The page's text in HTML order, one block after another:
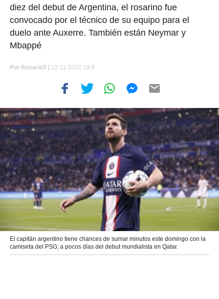
diez del debut de Argentina, el rosarino fue
convocado por el técnico de su equipo para el
duelo ante Auxerre. También están Neymar y
Mbappé
Por Rosario3 | 12-11-2022 19:6
El capitán argentino tiene chances de sumar minutos este domingo con la
camiseta del PSG; a pocos días del debut mundialista en Qatar.